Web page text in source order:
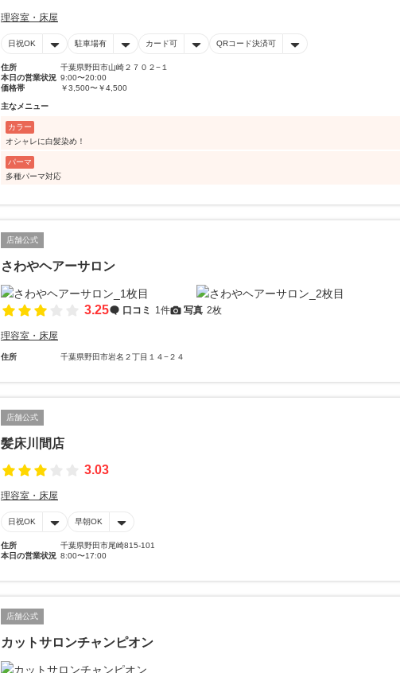
理容室・床屋
日祝OK 駐車場有 カード可 QRコード決済可
住所
千葉県野田市山崎２７０２−１
本日の営業状況 9:00〜20:00
価格帯
￥3,500〜￥4,500
主なメニュー
カラー
オシャレに白髪染め！
パーマ
多種パーマ対応
店舗公式
さわやヘアーサロン
3.25 口コミ 1件 写真 2枚
理容室・床屋
住所 千葉県野田市岩名２丁目１４−２４
店舗公式
髪床川間店
3.03
理容室・床屋
日祝OK 早朝OK
住所
千葉県野田市尾崎815-101
本日の営業状況 8:00〜17:00
店舗公式
カットサロンチャンピオン